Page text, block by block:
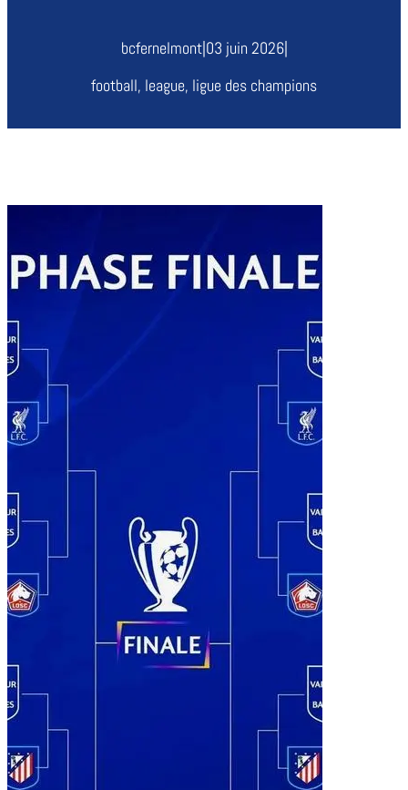
bcfernelmont|03 juin 2026|
football, league, ligue des champions